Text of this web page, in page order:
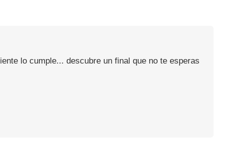
lo cumple... descubre un final que no te esperas